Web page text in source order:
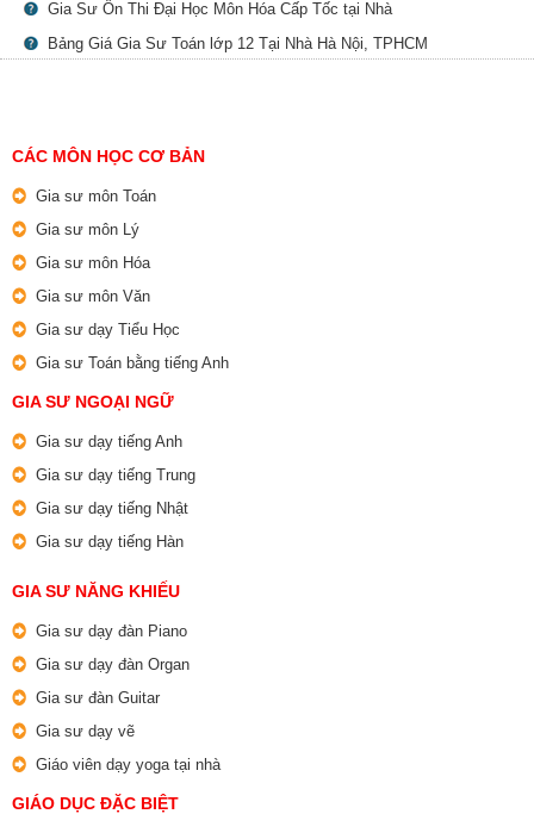
Gia Sư Ôn Thi Đại Học Môn Hóa Cấp Tốc tại Nhà
Bảng Giá Gia Sư Toán lớp 12 Tại Nhà Hà Nội, TPHCM
CÁC MÔN HỌC CƠ BẢN
Gia sư môn Toán
Gia sư môn Lý
Gia sư môn Hóa
Gia sư môn Văn
Gia sư dạy Tiểu Học
Gia sư Toán bằng tiếng Anh
GIA SƯ NGOẠI NGỮ
Gia sư dạy tiếng Anh
Gia sư dạy tiếng Trung
Gia sư dạy tiếng Nhật
Gia sư dạy tiếng Hàn
GIA SƯ NĂNG KHIẾU
Gia sư dạy đàn Piano
Gia sư dạy đàn Organ
Gia sư đàn Guitar
Gia sư dạy vẽ
Giáo viên dạy yoga tại nhà
GIÁO DỤC ĐẶC BIỆT